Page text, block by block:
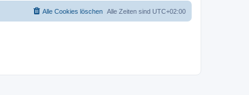
Alle Zeiten sind UTC+02:00
Alle Cookies löschen